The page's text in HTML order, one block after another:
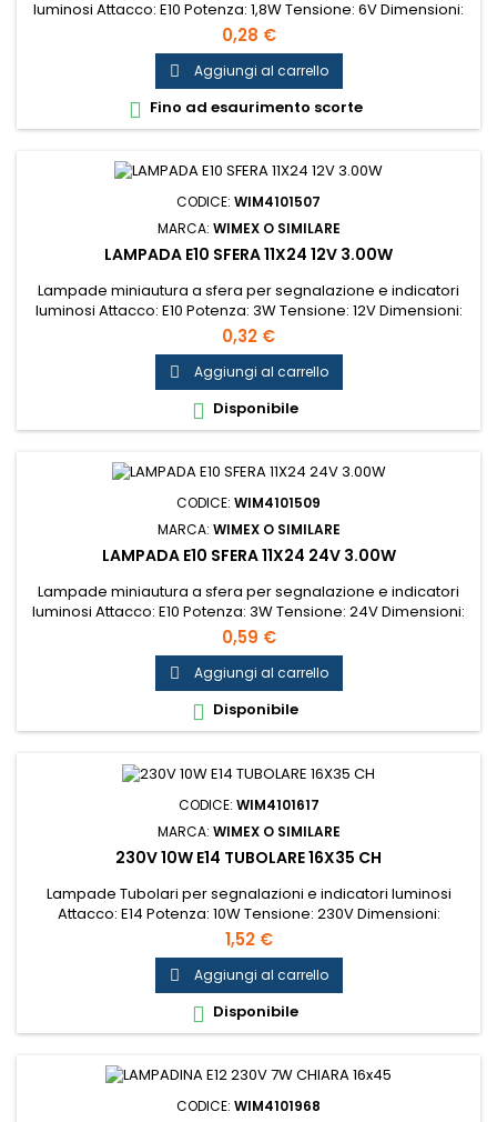
luminosi Attacco: E10 Potenza: 1,8W Tensione: 6V Dimensioni:
11x24mm...
0,28 €
 Aggiungi al carrello
 Fino ad esaurimento scorte
CODICE: WIM4101507
MARCA: WIMEX O SIMILARE
LAMPADA E10 SFERA 11X24 12V 3.00W
Lampade miniautura a sfera per segnalazione e indicatori
luminosi Attacco: E10 Potenza: 3W Tensione: 12V Dimensioni:
11x24mm...
0,32 €
 Aggiungi al carrello
 Disponibile
CODICE: WIM4101509
MARCA: WIMEX O SIMILARE
LAMPADA E10 SFERA 11X24 24V 3.00W
Lampade miniautura a sfera per segnalazione e indicatori
luminosi Attacco: E10 Potenza: 3W Tensione: 24V Dimensioni:
11x24mm...
0,59 €
 Aggiungi al carrello
 Disponibile
CODICE: WIM4101617
MARCA: WIMEX O SIMILARE
230V 10W E14 TUBOLARE 16X35 CH
Lampade Tubolari per segnalazioni e indicatori luminosi
Attacco: E14 Potenza: 10W Tensione: 230V Dimensioni:
16x35mm...
1,52 €
 Aggiungi al carrello
 Disponibile
CODICE: WIM4101968